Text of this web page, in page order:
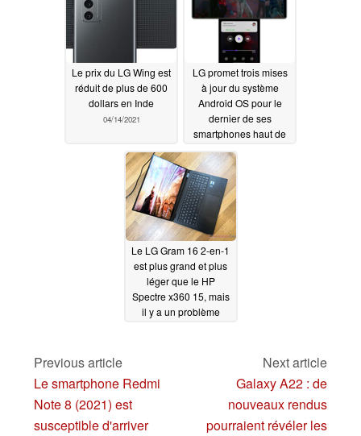
Le prix du LG Wing est
réduit de plus de 600
dollars en Inde
04/14/2021
LG promet trois mises
à jour du système
Android OS pour le
dernier de ses
smartphones haut de
gamme
Le LG Gram 16 2-en-1
est plus grand et plus
léger que le HP
Spectre x360 15, mais
il y a un problème
Previous article
Le smartphone Redmi
Note 8 (2021) est
susceptible d'arriver
Next article
Galaxy A22 : de
nouveaux rendus
pourraient révéler les